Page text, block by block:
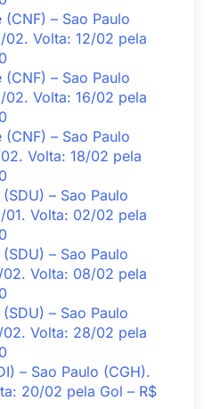
– Sao Paulo
02. Volta: 12/02 pela
– Sao Paulo
02. Volta: 16/02 pela
– Sao Paulo
Volta: 18/02 pela
– Sao Paulo
01. Volta: 02/02 pela
– Sao Paulo
02. Volta: 08/02 pela
– Sao Paulo
02. Volta: 28/02 pela
– Sao Paulo (CGH).
20/02 pela Gol – R$